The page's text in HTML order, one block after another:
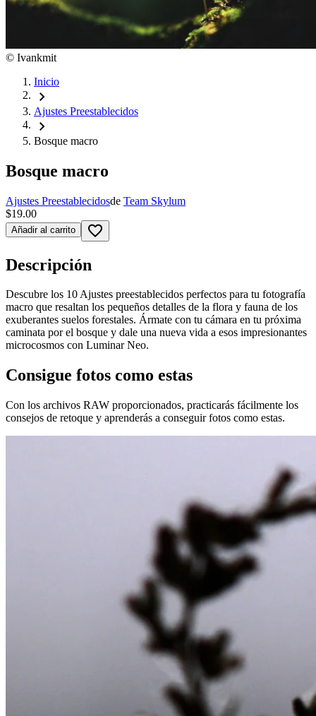
© Ivankmit
Inicio
chevron_right
Ajustes Preestablecidos
chevron_right
Bosque macro
Bosque macro
Ajustes Preestablecidosde Team Skylum
$19.00
Añadir al carrito favorite_border
Descripción
Descubre los 10 Ajustes preestablecidos perfectos para tu fotografía
macro que resaltan los pequeños detalles de la flora y fauna de los
exuberantes suelos forestales. Ármate con tu cámara en tu próxima
caminata por el bosque y dale una nueva vida a esos impresionantes
microcosmos con Luminar Neo.
Consigue fotos como estas
Con los archivos RAW proporcionados, practicarás fácilmente los
consejos de retoque y aprenderás a conseguir fotos como estas.